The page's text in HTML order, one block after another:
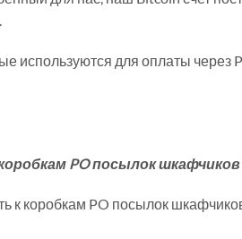
используются для оплаты через
PO посылок
к коробкам PO посылок